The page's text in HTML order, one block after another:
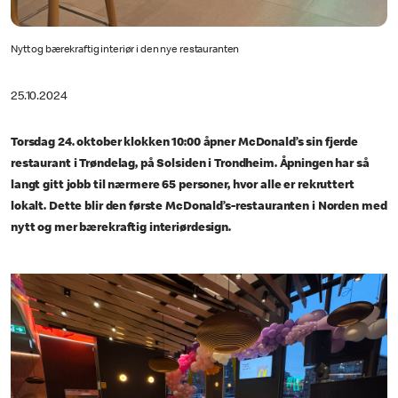
Nytt og bærekraftig interiør i den nye restauranten
25.10.2024
Torsdag 24. oktober klokken 10:00 åpner McDonald’s sin fjerde
restaurant i Trøndelag, på Solsiden i Trondheim. Åpningen har så
langt gitt jobb til nærmere 65 personer, hvor alle er rekruttert
lokalt. Dette blir den første McDonald’s-restauranten i Norden med
nytt og mer bærekraftig interiørdesign.